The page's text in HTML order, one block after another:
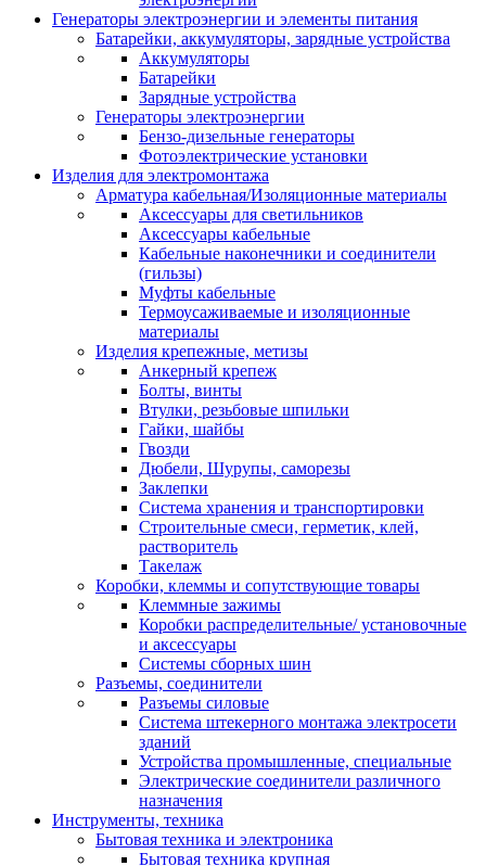
Генераторы электроэнергии и элементы питания
Батарейки, аккумуляторы, зарядные устройства
Аккумуляторы
Батарейки
Зарядные устройства
Генераторы электроэнергии
Бензо-дизельные генераторы
Фотоэлектрические установки
Изделия для электромонтажа
Арматура кабельная/Изоляционные материалы
Аксессуары для светильников
Аксессуары кабельные
Кабельные наконечники и соединители
(гильзы)
Муфты кабельные
Термоусаживаемые и изоляционные
материалы
Изделия крепежные, метизы
Анкерный крепеж
Болты, винты
Втулки, резьбовые шпильки
Гайки, шайбы
Гвозди
Дюбели, Шурупы, саморезы
Заклепки
Система хранения и транспортировки
Строительные смеси, герметик, клей,
растворитель
Такелаж
Коробки, клеммы и сопутствующие товары
Клеммные зажимы
Коробки распределительные/ установочные
и аксессуары
Системы сборных шин
Разъемы, соединители
Разъемы силовые
Система штекерного монтажа электросети
зданий
Устройства промышленные, специальные
Электрические соединители различного
назначения
Инструменты, техника
Бытовая техника и электроника
Бытовая техника крупная